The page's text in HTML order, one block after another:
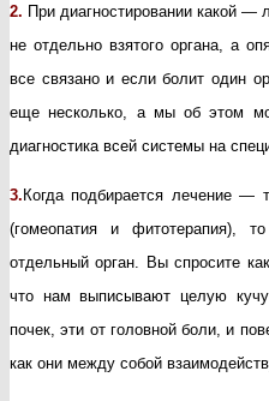
2. При диагностировании какой —
не отдельно взятого органа, а
все связано и если болит один
еще несколько, а мы об этом
диагностика всей системы на
3.Когда подбирается лечение —
(гомеопатия и фитотерапия),
отдельный орган. Вы спросите
что нам выписывают целую
почек, эти от головной боли, и
как они между собой